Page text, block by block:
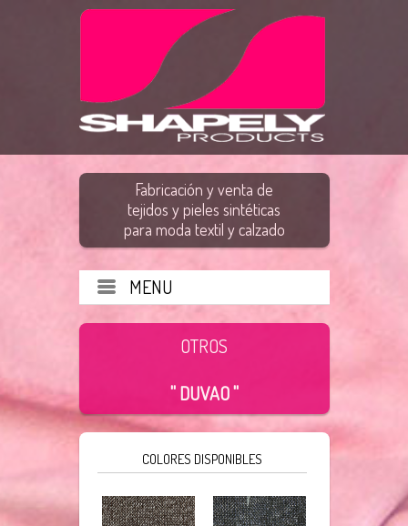
Fabricación y venta de
tejidos y pieles sintéticas
para moda textil y calzado
MENU
OTROS
" DUVAO "
COLORES DISPONIBLES